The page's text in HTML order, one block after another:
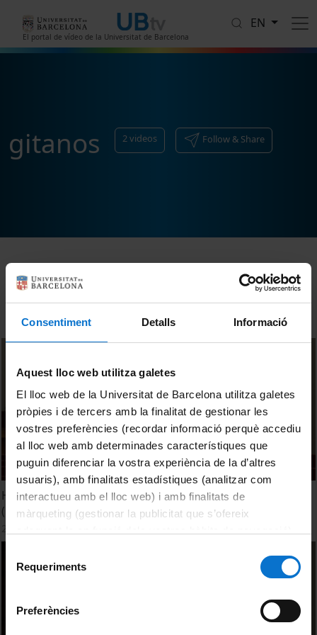
Consentiment Detalls Informació
Aquest lloc web utilitza galetes
El lloc web de la Universitat de Barcelona utilitza galetes
pròpies i de tercers amb la finalitat de gestionar les
vostres preferències (recordar informació perquè accediu
al lloc web amb determinades característiques que
puguin diferenciar la vostra experiència de la d’altres
usuaris), amb finalitats estadístiques (analitzar com
interactueu amb el lloc web) i amb finalitats de
màrqueting (gestionar la publicitat que s’ofereix
consultar laPolítica de galetes del lloc web de la
Requeriments
Preferències
El portal de vídeo de la Universitat de Barcelona
EN
gitanos 2videos Follow & Share
Sort
Homenatge Acadèmic a la professora Carme Garriga
(Reportatge)